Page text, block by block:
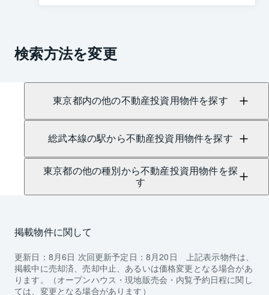
検索方法を変更
東京都内の他の不動産投資用物件を探す
総武本線の駅から不動産投資用物件を探す
東京都の他の種別から不動産投資用物件を探
す
掲載物件に関して
更新日： 8月6日 次回更新予定日： 8月20日
上記表示物件は、
掲載中に売却済、売却中止、あるいは価格変更となる場合があ
ります。（オープンハウス・現地販売会・内覧予約日程に関し
ては、変更となる場合があります）